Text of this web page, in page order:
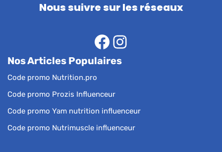
Nous suivre sur les réseaux
Nos Articles Populaires
Code promo Nutrition.pro
Code promo Prozis Influenceur
Code promo Yam nutrition influenceur
Code promo Nutrimuscle influenceur